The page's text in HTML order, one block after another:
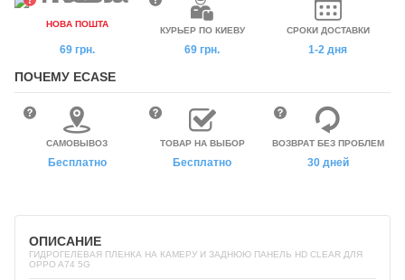
НОВА ПОШТА
69 грн.
КУРЬЕР ПО КИЕВУ
69 грн.
СРОКИ ДОСТАВКИ
1-2 дня
ПОЧЕМУ ECASE
САМОВЫВОЗ
Бесплатно
ТОВАР НА ВЫБОР
Бесплатно
ВОЗВРАТ БЕЗ ПРОБЛЕМ
30 дней
ОПИСАНИЕ
ГИДРОГЕЛЕВАЯ ПЛЕНКА НА КАМЕРУ И ЗАДНЮЮ ПАНЕЛЬ HD CLEAR ДЛЯ
OPPO A74 5G